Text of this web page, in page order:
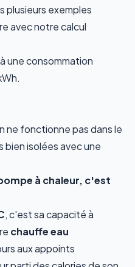
plusieurs exemples
avec notre calcul
une consommation
fonctionne pas dans le
bien isolées avec une
à chaleur, c'est
, c'est sa capacité à
chauffe eau
aux appoints